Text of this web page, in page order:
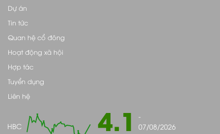
Dự án
Tin tức
Quan hệ cổ đông
Hoạt động xã hội
Hợp tác
Tuyển dụng
Liên hệ
HBC 4.1
-
07/08/2026